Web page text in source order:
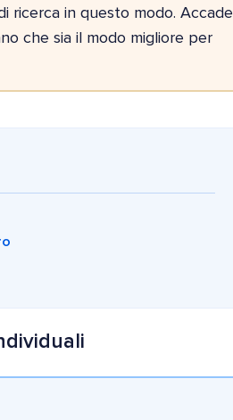
ricerca in questo modo. Accade
che sia il modo migliore per